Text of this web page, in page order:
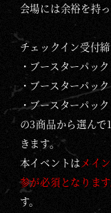
会場には余裕を持
チェックイン受付
・ブースターパッ
・ブースターパッ
・ブースターパッ
の3商品から選ん
きます。
本イベントはメイ
参が必須となりま
す。